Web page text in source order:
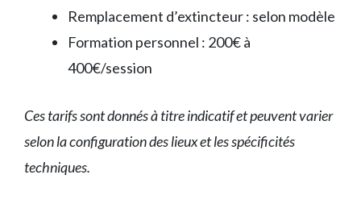
Remplacement d’extincteur : selon modèle
Formation personnel : 200€ à
400€/session
Ces tarifs sont donnés à titre indicatif et peuvent varier
selon la configuration des lieux et les spécificités
techniques.